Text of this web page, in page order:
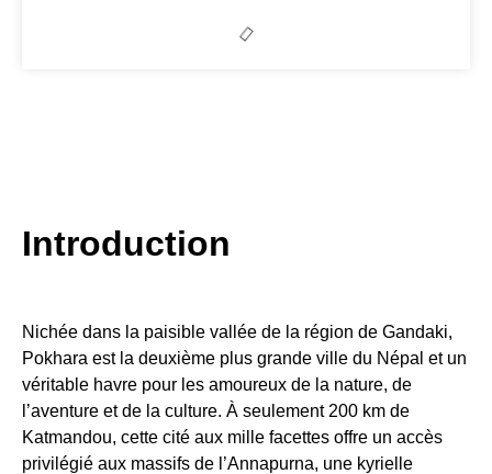
Introduction
Nichée dans la paisible vallée de la région de Gandaki,
Pokhara est la deuxième plus grande ville du Népal et un
véritable havre pour les amoureux de la nature, de
l’aventure et de la culture. À seulement 200 km de
Katmandou, cette cité aux mille facettes offre un accès
privilégié aux massifs de l’Annapurna, une kyrielle